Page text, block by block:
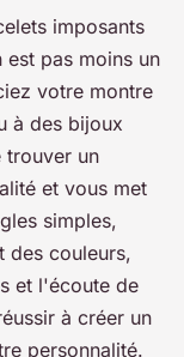
imposants
est pas moins un
votre montre
à des bijoux
trouver un
et vous met
simples,
des couleurs,
et l'écoute de
à créer un
personnalité.